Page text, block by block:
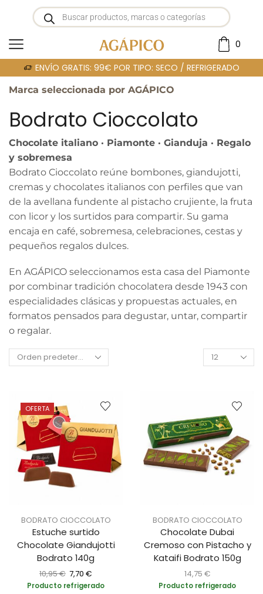
0
ENVÍO GRATIS: 99€ POR TIPO: SECO / REFRIGERADO
Portada»BODRATO CIOCCOLATO
Marca seleccionada por AGÁPICO
Bodrato Cioccolato
Chocolate italiano · Piamonte · Gianduja · Regalo
y sobremesa
Bodrato Cioccolato reúne bombones, giandujotti,
cremas y chocolates italianos con perfiles que van
de la avellana fundente al pistacho crujiente, la fruta
con licor y los surtidos para compartir. Su gama
encaja en café, sobremesa, celebraciones, cestas y
pequeños regalos dulces.
En AGÁPICO seleccionamos esta casa del Piamonte
por combinar tradición chocolatera desde 1943 con
especialidades clásicas y propuestas actuales, en
formatos pensados para degustar, untar, compartir
o regalar.
OFERTA
BODRATO CIOCCOLATO
Estuche surtido
Chocolate Giandujotti
Bodrato 140g
10,95€ 7,70 €
Producto refrigerado
BODRATO CIOCCOLATO
Chocolate Dubai
Cremoso con Pistacho y
Kataifi Bodrato 150g
14,75 €
Producto refrigerado